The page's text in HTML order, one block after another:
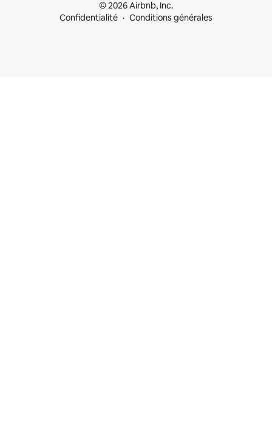
© 2026 Airbnb, Inc.
Confidentialité
Conditions générales